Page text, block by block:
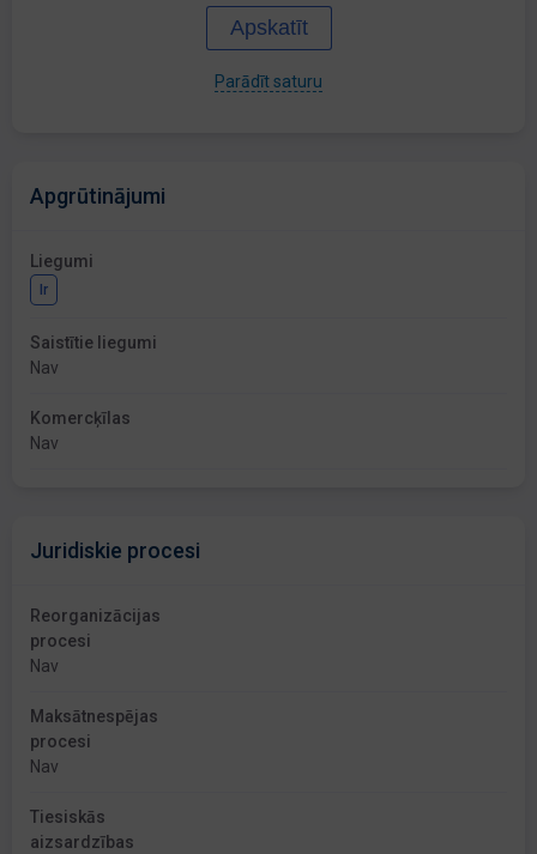
Apskatīt
Parādīt saturu
Apgrūtinājumi
Liegumi
Ir
Saistītie liegumi
Nav
Komercķīlas
Nav
Juridiskie procesi
Reorganizācijas
procesi
Nav
Maksātnespējas
procesi
Nav
Tiesiskās
aizsardzības